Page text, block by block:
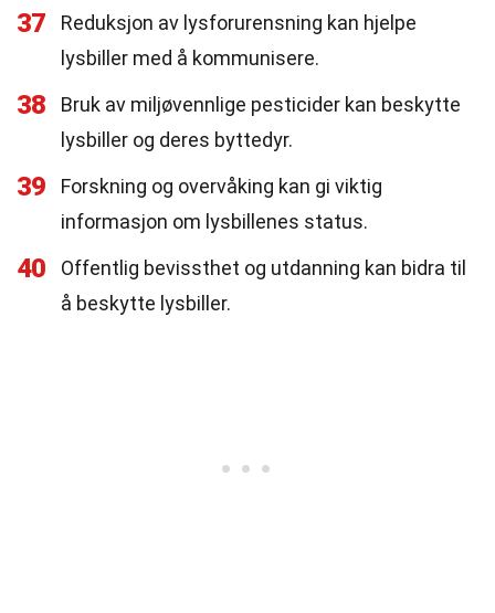
37
Reduksjon av lysforurensning kan hjelpe
lysbiller med å kommunisere.
38
Bruk av miljøvennlige pesticider kan beskytte
lysbiller og deres byttedyr.
39
Forskning og overvåking kan gi viktig
informasjon om lysbillenes status.
40
Offentlig bevissthet og utdanning kan bidra til
å beskytte lysbiller.